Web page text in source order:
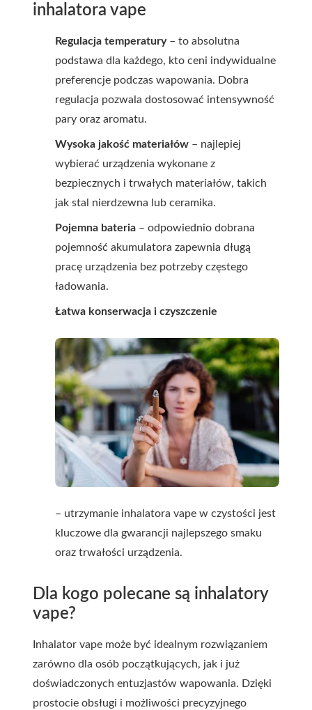
inhalatora vape
Regulacja temperatury– to absolutna
podstawa dla każdego, kto ceni indywidualne
preferencje podczas wapowania. Dobra
regulacja pozwala dostosować intensywność
pary oraz aromatu.
Wysoka jakość materiałów – najlepiej
wybierać urządzenia wykonane z
bezpiecznych i trwałych materiałów, takich
jak stal nierdzewna lub ceramika.
Pojemna bateria – odpowiednio dobrana
pojemność akumulatora zapewnia długą
pracę urządzenia bez potrzeby częstego
ładowania.
Łatwa konserwacja i czyszczenie
– utrzymanie inhalatora vape w czystości jest
kluczowe dla gwarancji najlepszego smaku
oraz trwałości urządzenia.
Dla kogo polecane są inhalatory
vape?
Inhalator vape może być idealnym rozwiązaniem
zarówno dla osób początkujących, jak i już
doświadczonych entuzjastów wapowania. Dzięki
prostocie obsługi i możliwości precyzyjnego